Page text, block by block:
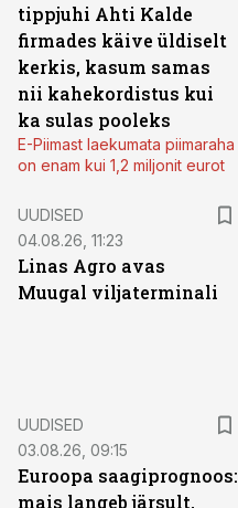
tippjuhi Ahti Kalde
firmades käive üldiselt
kerkis, kasum samas
nii kahekordistus kui
ka sulas pooleks
E-Piimast laekumata piimaraha
on enam kui 1,2 miljonit eurot
UUDISED
04.08.26, 11:23
Linas Agro avas
Muugal viljaterminali
UUDISED
03.08.26, 09:15
Euroopa saagiprognoos:
mais langeb järsult,